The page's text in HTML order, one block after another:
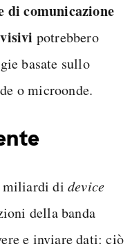
di comunicazione
potrebbero
basate sullo
o microonde.
miliardi di device
della banda
e inviare dati: ciò